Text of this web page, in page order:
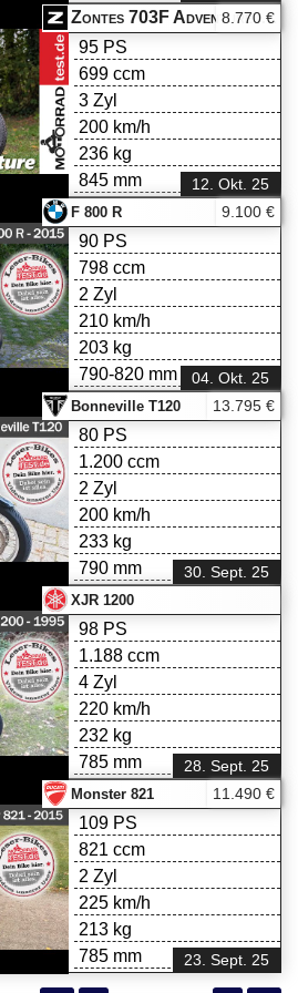
Zontes 703F Adventure im Test
12. Okt. 25
8.770 €
95 PS
699 ccm
3 Zyl
200 km/h
236 kg
845 mm
F 800 R
04. Okt. 25
9.100 €
90 PS
798 ccm
2 Zyl
210 km/h
203 kg
790-820 mm
Bonneville T120
30. Sept. 25
13.795 €
80 PS
1.200 ccm
2 Zyl
200 km/h
233 kg
790 mm
XJR 1200
28. Sept. 25
98 PS
1.188 ccm
4 Zyl
220 km/h
232 kg
785 mm
Monster 821
23. Sept. 25
11.490 €
109 PS
821 ccm
2 Zyl
225 km/h
213 kg
785 mm